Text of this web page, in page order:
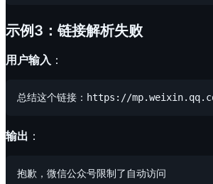
示例3：链接解析失败
用户输入 ：
输出 ：
抱歉，微信公众号限制了自动访问